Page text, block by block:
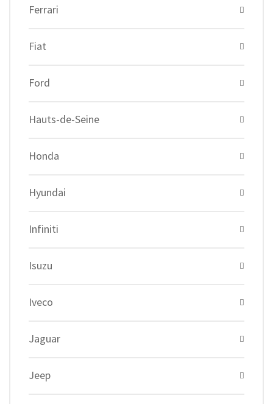
Ferrari
Fiat
Ford
Hauts-de-Seine
Honda
Hyundai
Infiniti
Isuzu
Iveco
Jaguar
Jeep